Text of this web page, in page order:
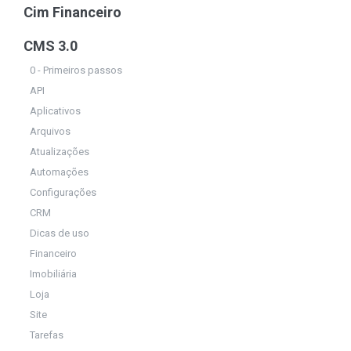
Cim Financeiro
CMS 3.0
0 - Primeiros passos
API
Aplicativos
Arquivos
Atualizações
Automações
Configurações
CRM
Dicas de uso
Financeiro
Imobiliária
Loja
Site
Tarefas